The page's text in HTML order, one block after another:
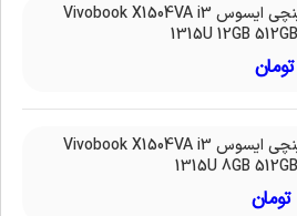
لپ تاپ 15 اینچی ایسوس Vivobook X1504VA i3
1315U 12GB
تومان
لپ تاپ 15 اینچی ایسوس Vivobook X1504VA i3
1315U 8GB
تومان